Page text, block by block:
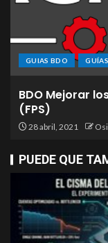
GUIAS BDO
BDO Mejorar
(FPS)
28 abril, 2021
PUEDE QUE